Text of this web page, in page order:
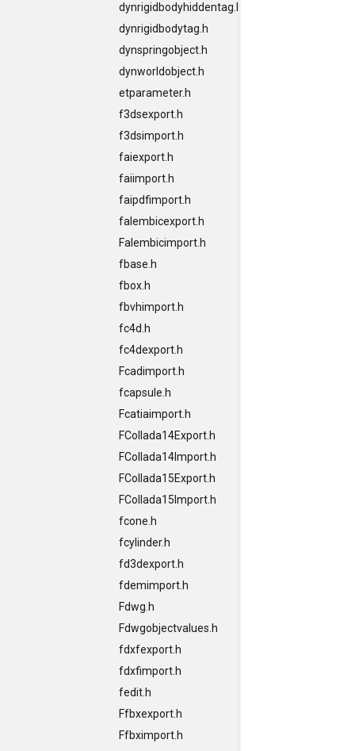
dynrigidbodyhiddentag.h
dynrigidbodytag.h
dynspringobject.h
dynworldobject.h
etparameter.h
f3dsexport.h
f3dsimport.h
faiexport.h
faiimport.h
faipdfimport.h
falembicexport.h
Falembicimport.h
fbase.h
fbox.h
fbvhimport.h
fc4d.h
fc4dexport.h
Fcadimport.h
fcapsule.h
Fcatiaimport.h
FCollada14Export.h
FCollada14Import.h
FCollada15Export.h
FCollada15Import.h
fcone.h
fcylinder.h
fd3dexport.h
fdemimport.h
Fdwg.h
Fdwgobjectvalues.h
fdxfexport.h
fdxfimport.h
fedit.h
Ffbxexport.h
Ffbximport.h